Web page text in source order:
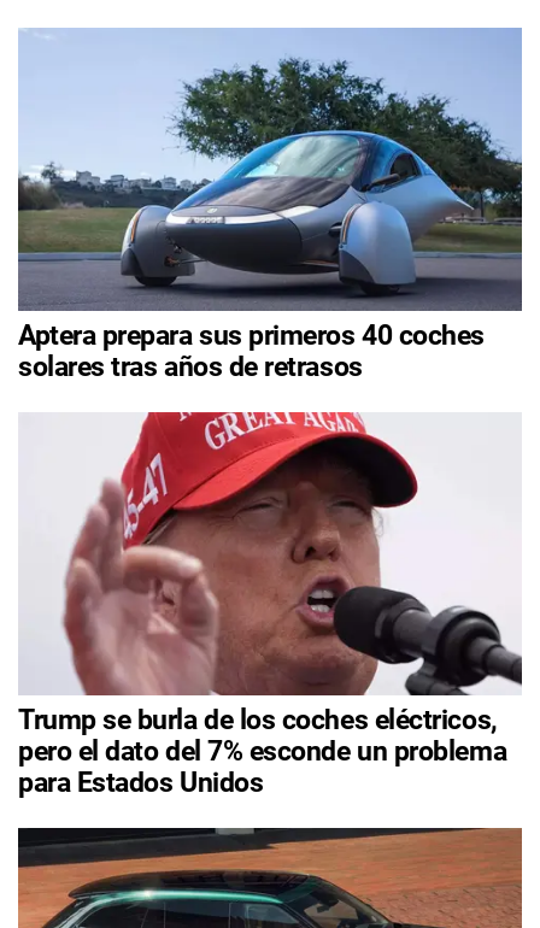
Aptera prepara sus primeros 40 coches
solares tras años de retrasos
Trump se burla de los coches eléctricos,
pero el dato del 7% esconde un problema
para Estados Unidos